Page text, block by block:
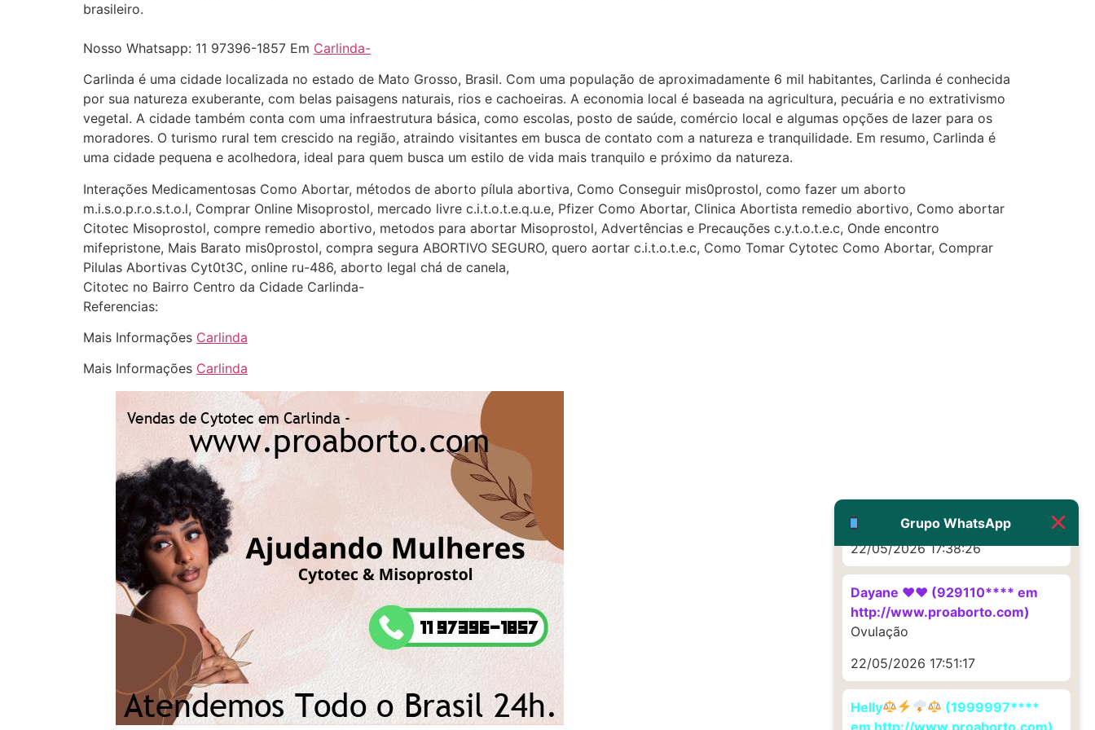
brasileiro.
Nosso Whatsapp: 11 97396-1857 Em Carlinda-
Carlinda é uma cidade localizada no estado de Mato Grosso, Brasil. Com uma população de aproximadamente 6 mil habitantes, Carlinda é conhecida
por sua natureza exuberante, com belas paisagens naturais, rios e cachoeiras. A economia local é baseada na agricultura, pecuária e no extrativismo
vegetal. A cidade também conta com uma infraestrutura básica, como escolas, posto de saúde, comércio local e algumas opções de lazer para os
moradores. O turismo rural tem crescido na região, atraindo visitantes em busca de contato com a natureza e tranquilidade. Em resumo, Carlinda é
uma cidade pequena e acolhedora, ideal para quem busca um estilo de vida mais tranquilo e próximo da natureza.
Interações Medicamentosas Como Abortar, métodos de aborto pílula abortiva, Como Conseguir mis0prostol, como fazer um aborto
m.i.s.o.p.r.o.s.t.o.l, Comprar Online Misoprostol, mercado livre c.i.t.o.t.e.q.u.e, Pfizer Como Abortar, Clinica Abortista remedio abortivo, Como abortar
Citotec Misoprostol, compre remedio abortivo, metodos para abortar Misoprostol, Advertências e Precauções c.y.t.o.t.e.c, Onde encontro
mifepristone, Mais Barato mis0prostol, compra segura ABORTIVO SEGURO, quero aortar c.i.t.o.t.e.c, Como Tomar Cytotec Como Abortar, Comprar
Pilulas Abortivas Cyt0t3C, online ru-486, aborto legal chá de canela,
Citotec no Bairro Centro da Cidade Carlinda-
Referencias:
Mais Informações Carlinda
Mais Informações Carlinda
Grupo WhatsApp
22/05/2026 17:10:05
(879121**** em
http://www.proaborto.com)
22/05/2026 17:19:15
(879121**** em
http://www.proaborto.com)
http://www.proaborto.com)
Muito obrigadaaaaa
22/05/2026 17:38:26
Dayane ♥️♥️ (929110**** em
http://www.proaborto.com)
Ovulação
22/05/2026 17:51:17
Helly
(1999997****
em http://www.proaborto.com)